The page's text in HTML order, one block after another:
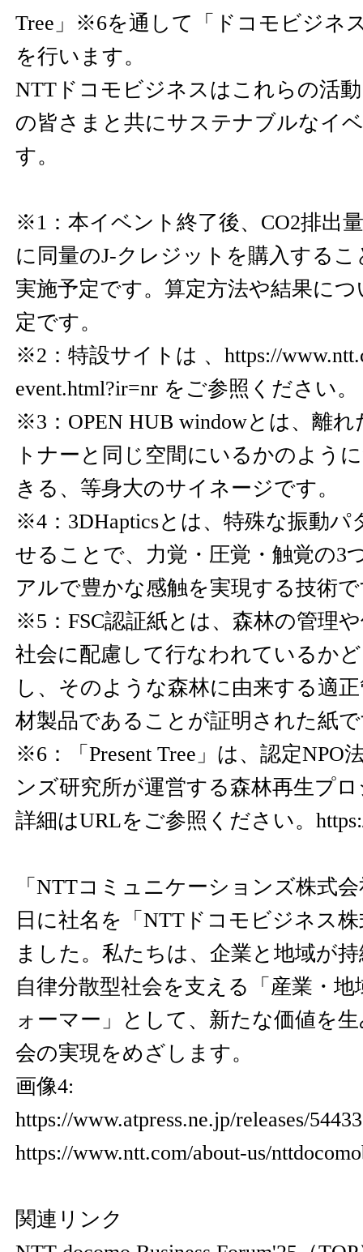
Tree」※6を通して「ドコモビジネ
を行います。
NTTドコモビジネスはこれらの活
の皆さまと共にサステナブルなイ
す。
※1：本イベント終了後、CO2排出
に同量のJ-クレジットを購入する
実施予定です。算定方法や結果に
定です。
※2：特設サイトは 、 https://
event.html?ir=nr をご参照ください。
※3：OPEN HUB windowとは、離
トナーと同じ空間にいるかのよう
きる、等身大のサイネージです。
※4：3DHapticsとは、特殊な振動パ
せることで、力覚・圧覚・触覚の3
アルで豊かな感触を実現する技術
※5：FSC認証紙とは、森林の管理
社会に配慮して行なわれているか
し、そのような森林に由来する適
材製品であることが証明された紙
※6：「Present Tree」は、認定NPO
ンズ研究所が運営する森林再生プ
詳細はURLをご参照ください。
「NTTコミュニケーションズ株式
日に社名を「NTTドコモビジネス
ました。私たちは、企業と地域が
自律分散型社会を支える「産業・
ォーマー」として、新たな価値を
会の実現をめざします。
画像4:
https://www.atpress.ne.jp/releases/
https://www.ntt.com/about-us/
関連リンク